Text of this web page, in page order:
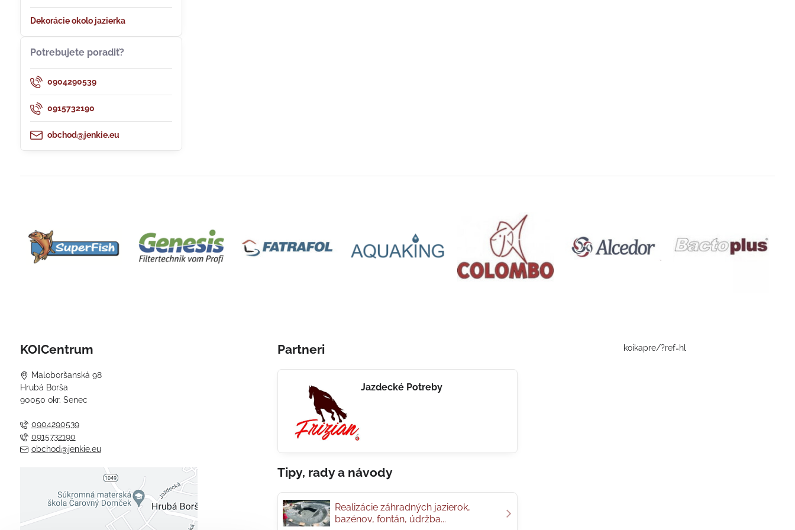
Dekorácie okolo jazierka
Potrebujete poradiť?
0904290539
0915732190
obchod@jenkie.eu
KOICentrum
Maloboršanská 98
Hrubá Borša
90050 okr. Senec
0904290539
0915732190
obchod@jenkie.eu
Externý obsah je blokovaný
Voľbami súkromia
Partneri
Jazdecké Potreby
Tipy, rady a návody
Realizácie záhradných jazierok,
bazénov, fontán, údržba...
koikapre/?ref=hl